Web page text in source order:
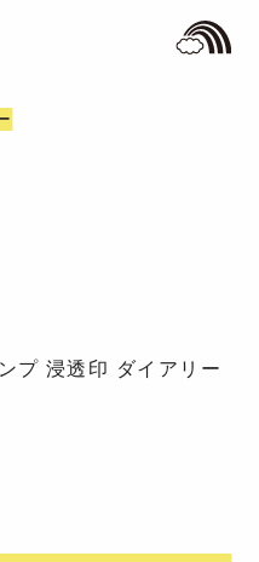
プ 浸透印 ダイアリー